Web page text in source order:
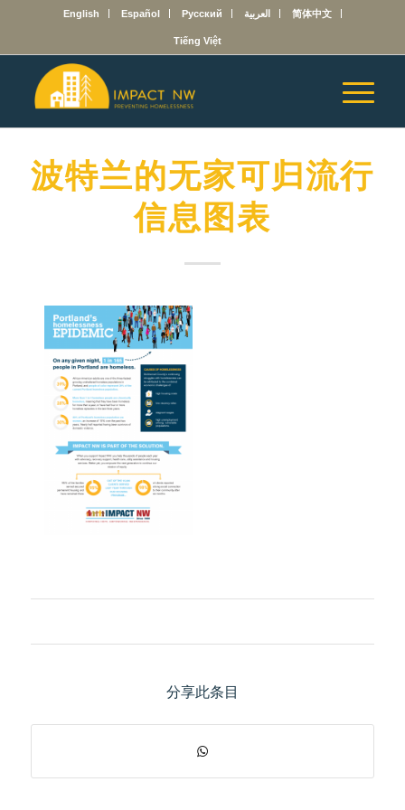
English Español Русский العربية 简体中文
Tiếng Việt
波特兰的无家可归流行
信息图表
分享此条目